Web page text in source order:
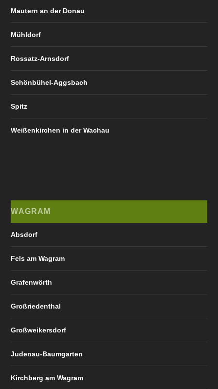
Mautern an der Donau
Mühldorf
Rossatz-Arnsdorf
Schönbühel-Aggsbach
Spitz
Weißenkirchen in der Wachau
WAGRAM
Absdorf
Fels am Wagram
Grafenwörth
Großriedenthal
Großweikersdorf
Judenau-Baumgarten
Kirchberg am Wagram